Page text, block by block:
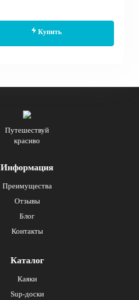
Купить
Путешествуй
красиво
Информация
Преимущества
Отзывы
Блог
Контакты
Каталог
Каяки
Sup-доски